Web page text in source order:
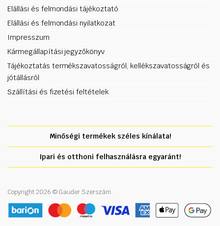
Elállási és felmondási tájékoztató
Elállási és felmondási nyilatkozat
Impresszum
Kármegállapítási jegyzőkönyv
Tájékoztatás termékszavatosságról, kellékszavatosságról és
jótállásról
Szállítási és fizetési feltételek
Minőségi termékek széles kínálata!
Ipari és otthoni felhasználásra egyaránt!
Copyright 2026 © Gauder Szerszám